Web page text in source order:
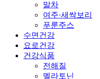
말차
여주·새싹보리
푸룬주스
수면건강
요로건강
건강식품
전해질
멜라토닌